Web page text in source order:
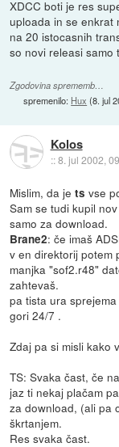
XDCC boti je res
uploada in se enkrat
na 20 istocasnih
so novi releasi samo
Zgodovina sprememb…
spremenilo: Hux (8. jul
Kolos
::8. jul 2002,
Mislim, da jets vse
Sam se tudi kupil
samo za download.
Brane2: če imaš
v en direktorij potem
manjka "sof2.r48"
zahtevaš.
pa tista ura
gori 24/7 .
Zdaj pa si misli kako
TS: Svaka čast, če
jaz ti nekaj plačam
za download, (ali pa
škrtanjem.
Res svaka čast.